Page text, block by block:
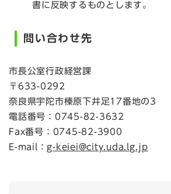
書に反映するものとします。
問い合わせ先
市長公室行政経営課
〒633-0292
奈良県宇陀市榛原下井足17番地の3
電話番号：0745-82-3632
Fax番号：0745-82-3900
E-mail： g-keiei@city.uda.lg.jp